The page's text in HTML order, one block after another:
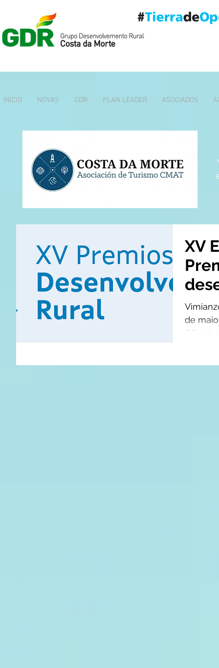
INICIO NOVAS GDR PLAN LEADER ASOCIADOS
XV
de
Oficial